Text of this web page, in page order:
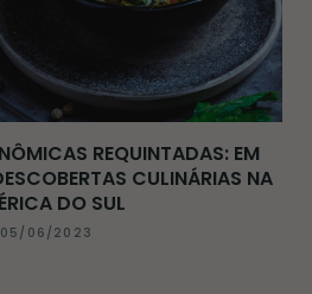
REQUINTADAS: EM
CULINÁRIAS NA
DO SUL
05/06/2023